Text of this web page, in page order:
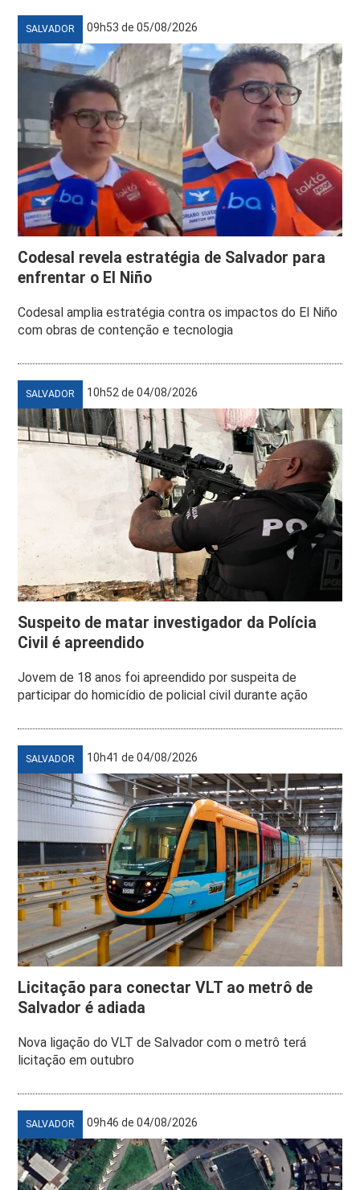
SALVADOR 09h53 de 05/08/2026
Codesal revela estratégia de Salvador para
enfrentar o El Niño
Codesal amplia estratégia contra os impactos do El Niño
com obras de contenção e tecnologia
SALVADOR 10h52 de 04/08/2026
Suspeito de matar investigador da Polícia
Civil é apreendido
Jovem de 18 anos foi apreendido por suspeita de
participar do homicídio de policial civil durante ação
SALVADOR 10h41 de 04/08/2026
Licitação para conectar VLT ao metrô de
Salvador é adiada
Nova ligação do VLT de Salvador com o metrô terá
licitação em outubro
SALVADOR 09h46 de 04/08/2026